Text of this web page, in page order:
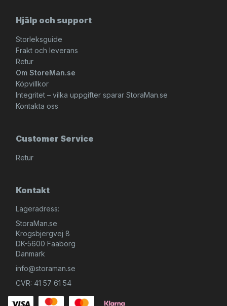
Hjälp och support
Storleksguide
Frakt och leverans
Retur
Om StoreMan.se
Köpvillkor
Integritet – vilka uppgifter sparar StoraMan.se
Kontakta oss
Customer Service
Retur
Kontakt
Lageradress:
StoraMan.se
Krogsbjergvej 8
DK-5600 Faaborg
Danmark
info@storaman.se
CVR: 41 57 61 54